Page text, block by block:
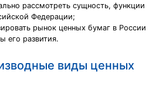
рассмотреть сущность, функции
Федерации;
рынок ценных бумаг в России
его развития.
виды ценных